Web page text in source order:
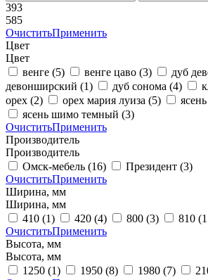
393
585
ОчиститьПрименить
Цвет
Цвет
венге (5) венге цаво (3) дуб
девонширский (1) дуб сонома (4)
орех (2) орех мария луиза (5)
ясень шимо темный (3)
ОчиститьПрименить
Производитель
Производитель
Омск-мебель (16) Президент (3)
ОчиститьПрименить
Ширина, мм
Ширина, мм
410 (1) 420 (4) 800 (3) 810
ОчиститьПрименить
Высота, мм
Высота, мм
1250 (1) 1950 (8) 1980 (7)